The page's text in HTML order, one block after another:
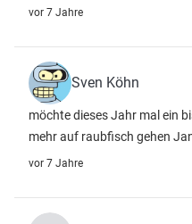
vor 7 Jahre
Sven Köhn
möchte dieses Jahr mal ein
mehr auf raubfisch gehen
vor 7 Jahre